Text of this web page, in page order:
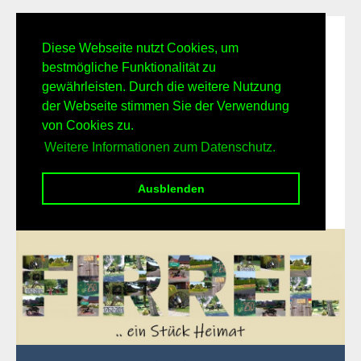
Diese Webseite nutzt Cookies, um
bestmögliche Funktionalität zu
gewährleisten. Durch die weitere Nutzung
der Webseite stimmen Sie der Verwendung
von Cookies zu.
Weitere Informationen zum Datenschutz.
Ausblenden